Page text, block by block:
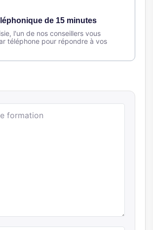
de 15 minutes
l'un de nos conseillers vous
téléphone pour répondre à vos